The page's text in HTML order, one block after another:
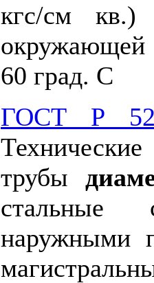
кгс/см кв.)
окружающей
60 град. С
ГОСТ Р
трубы
стальные
наружными